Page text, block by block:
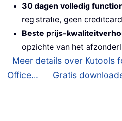
30 dagen volledig
registratie, geen creditcard
Beste prijs-
opzichte van het
Meer details over Kutools
Office...
Gratis